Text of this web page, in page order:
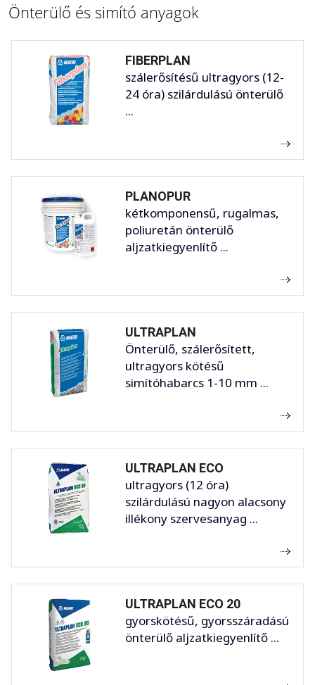
Önterülő és simító anyagok
FIBERPLAN
szálerősítésű ultragyors (12-
24 óra) szilárdulású önterülő
...
PLANOPUR
kétkomponensű, rugalmas,
poliuretán önterülő
aljzatkiegyenlítő ...
ULTRAPLAN
Önterülő, szálerősített,
ultragyors kötésű
simítóhabarcs 1-10 mm ...
ULTRAPLAN ECO
ultragyors (12 óra)
szilárdulású nagyon alacsony
illékony szervesanyag ...
ULTRAPLAN ECO 20
gyorskötésű, gyorsszáradású
önterülő aljzatkiegyenlítő ...